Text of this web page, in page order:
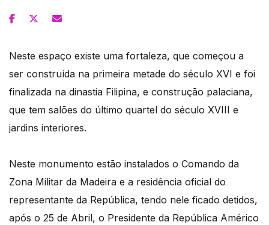
Neste espaço existe uma fortaleza, que começou a
ser construída na primeira metade do século XVI e foi
finalizada na dinastia Filipina, e construção palaciana,
que tem salões do último quartel do século XVIII e
jardins interiores.
Neste monumento estão instalados o Comando da
Zona Militar da Madeira e a residência oficial do
representante da República, tendo nele ficado detidos,
após o 25 de Abril, o Presidente da República Américo